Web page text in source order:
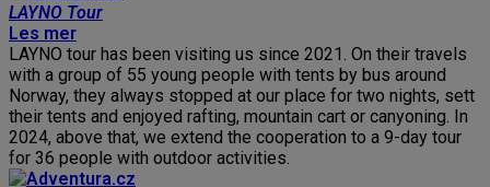
LAYNO Tour
Les mer
LAYNO tour has been visiting us since 2021. On their travels
with a group of 55 young people with tents by bus around
Norway, they always stopped at our place for two nights, sett
their tents and enjoyed rafting, mountain cart or canyoning. In
2024, above that, we extend the cooperation to a 9-day tour
for 36 people with outdoor activities.